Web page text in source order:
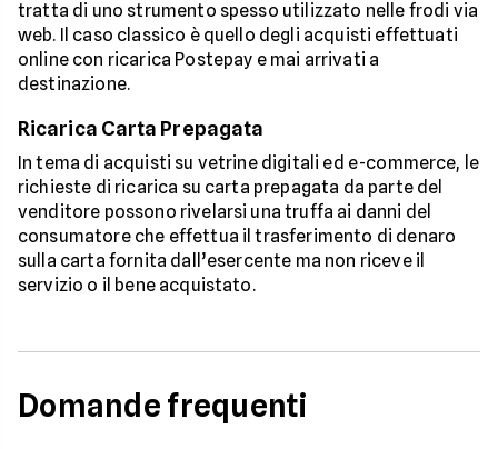
tratta di uno strumento spesso utilizzato nelle frodi via
web. Il caso classico è quello degli acquisti effettuati
online con ricarica Postepay e mai arrivati a
destinazione.
Ricarica Carta Prepagata
In tema di acquisti su vetrine digitali ed e-commerce, le
richieste di ricarica su carta prepagata da parte del
venditore possono rivelarsi una truffa ai danni del
consumatore che effettua il trasferimento di denaro
sulla carta fornita dall’esercente ma non riceve il
servizio o il bene acquistato.
Domande frequenti